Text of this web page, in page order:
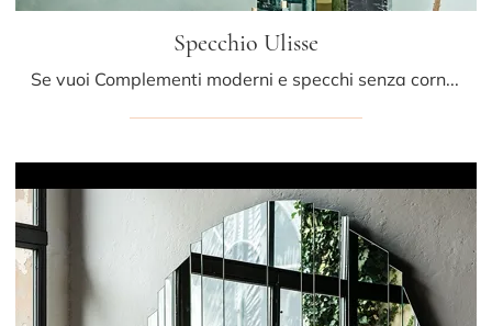
Specchio Ulisse
Se vuoi Complementi moderni e specchi senza cornice scopri di più sul modello Specchio Ulisse della marca Cattelan Italia.